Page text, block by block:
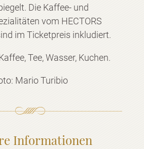
Die Kaffee- und
vom HECTORS
im Ticketpreis inkludiert.
Tee, Wasser, Kuchen.
Mario Turibio
Informationen